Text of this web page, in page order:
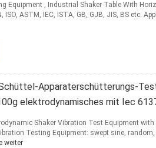
Equipment , Industrial Shaker Table With
ISO, ASTM, IEC, ISTA, GB, GJB, JIS, BS etc.
Apparaterschütterungs-
elektrodynamisches mit Iec
Shaker Vibration Test Equipment
Testing Equipment: swept sine,
weiter